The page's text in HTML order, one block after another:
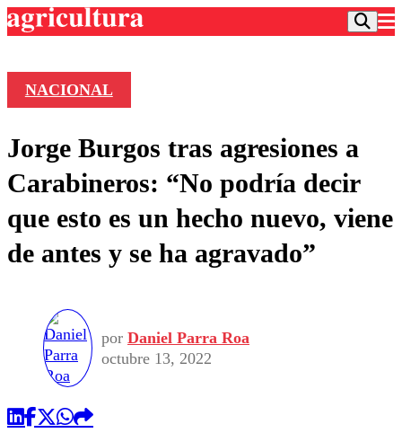
Frecuencias
Agricultura TV
Deportes
Colo Colo
Motor
Torneo Nacional
Universidad Católica
Entretención
Noticias
Nacional
Política
Vida Social
Programas
Comercial
NACIONAL
Jorge Burgos tras agresiones a
Carabineros: “No podría decir
que esto es un hecho nuevo, viene
de antes y se ha agravado”
por Daniel Parra Roa
octubre 13, 2022